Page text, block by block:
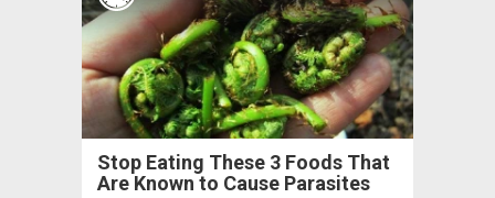
Stop Eating These 3 Foods That
Are Known to Cause Parasites